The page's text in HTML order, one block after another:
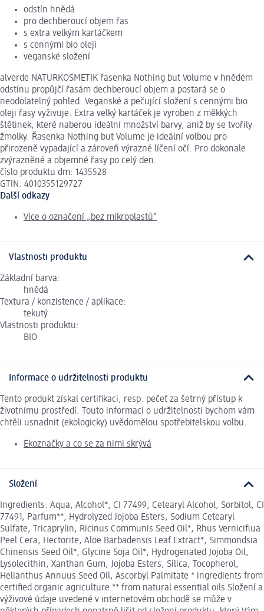
odstín hnědá
pro dechberoucí objem řas
s extra velkým kartáčkem
s cennými bio oleji
veganské složení
alverde NATURKOSMETIK řasenka Nothing but Volume v hnědém
odstínu propůjčí řasám dechberoucí objem a postará se o
neodolatelný pohled. Veganské a pečující složení s cennými bio
oleji řasy vyživuje. Extra velký kartáček je vyroben z měkkých
štětinek, které naberou ideální množství barvy, aniž by se tvořily
žmolky. Řasenka Nothing but Volume je ideální volbou pro
přirozeně vypadající a zároveň výrazné líčení očí. Pro dokonale
zvýrazněné a objemné řasy po celý den.
číslo produktu dm: 1435528
GTIN: 4010355129727
Další odkazy
Více o označení „bez mikroplastů“
Vlastnosti produktu
Základní barva:
hnědá
Textura / konzistence / aplikace:
tekutý
Vlastnosti produktu:
BIO
Informace o udržitelnosti produktu
Tento produkt získal certifikaci, resp. pečeť za šetrný přístup k
životnímu prostředí. Touto informací o udržitelnosti bychom vám
chtěli usnadnit (ekologicky) uvědomělou spotřebitelskou volbu.
Ekoznačky a co se za nimi skrývá
Složení
Ingredients: Aqua, Alcohol*, CI 77499, Cetearyl Alcohol, Sorbitol, CI
77491, Parfum**, Hydrolyzed Jojoba Esters, Sodium Cetearyl
Sulfate, Tricaprylin, Ricinus Communis Seed Oil*, Rhus Verniciflua
Peel Cera, Hectorite, Aloe Barbadensis Leaf Extract*, Simmondsia
Chinensis Seed Oil*, Glycine Soja Oil*, Hydrogenated Jojoba Oil,
Lysolecithin, Xanthan Gum, Jojoba Esters, Silica, Tocopherol,
Helianthus Annuus Seed Oil, Ascorbyl Palmitate * ingredients from
certified organic agriculture ** from natural essential oils Složení a
výživové údaje uvedené v internetovém obchodě se může v